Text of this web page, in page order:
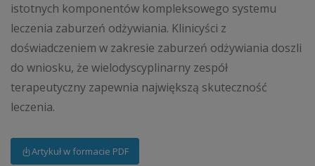
istotnych komponentów kompleksowego systemu
leczenia zaburzeń odżywiania. Klinicyści z
doświadczeniem w zakresie zaburzeń odżywiania doszli
do wniosku, że wielodyscyplinarny zespół
terapeutyczny zapewnia największą skuteczność
leczenia.
Artykuł w formacie PDF